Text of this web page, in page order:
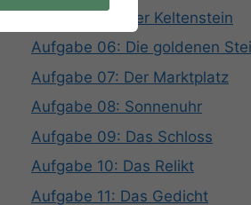
Aufgabe 05: Der Keltenstein
Aufgabe 06: Die goldenen
Aufgabe 07: Der Marktplatz
Aufgabe 08: Sonnenuhr
Aufgabe 09: Das Schloss
Aufgabe 10: Das Relikt
Aufgabe 11: Das Gedicht